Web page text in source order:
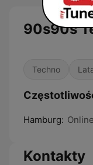
90s90s
Techno
Hamburg: Online
Kontakty